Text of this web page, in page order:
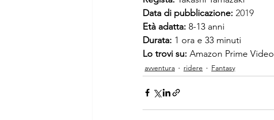
Data di pubblicazione: 2019
Età adatta: 8-13 anni
Durata: 1 ora e 33 minuti
Lo trovi su: Amazon Prime Video
avventura ridere Fantasy